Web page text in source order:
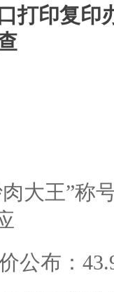
打印复印
大王”称
公布：